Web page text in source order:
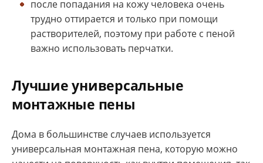
после попадания на кожу человека очень
трудно оттирается и только при помощи
растворителей, поэтому при работе с пеной
важно использовать перчатки.
Лучшие универсальные
монтажные пены
Дома в большинстве случаев используется
универсальная монтажная пена, которую можно